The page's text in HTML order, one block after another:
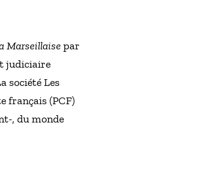
Marseillaise par
judiciaire
société Les
français (PCF)
, du monde